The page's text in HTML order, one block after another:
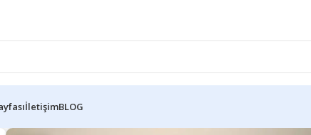
İletişimBLOG